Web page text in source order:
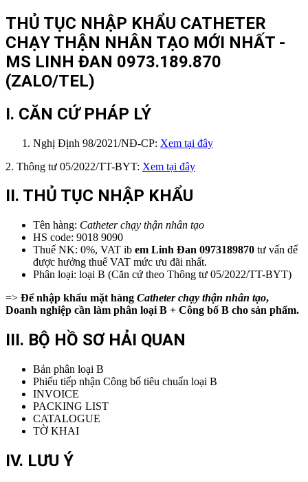
THỦ TỤC NHẬP KHẨU CATHETER
CHẠY THẬN NHÂN TẠO MỚI NHẤT -
MS LINH ĐAN 0973.189.870
(ZALO/TEL)
I. CĂN CỨ PHÁP LÝ
Nghị Định 98/2021/NĐ-CP: Xem tại đây
2. Thông tư 05/2022/TT-BYT: Xem tại đây
II. THỦ TỤC NHẬP KHẨU
Tên hàng: Catheter chạy thận nhân tạo
HS code: 9018 9090
Thuế NK: 0%, VAT ib em Linh Đan 0973189870 tư vấn để
được hưởng thuế VAT mức ưu đãi nhất.
Phân loại: loại B (Căn cứ theo Thông tư 05/2022/TT-BYT)
=> Để nhập khẩu mặt hàng Catheter chạy thận nhân tạo,
Doanh nghiệp cần làm phân loại B + Công bố B cho sản phẩm.
III. BỘ HỒ SƠ HẢI QUAN
Bản phân loại B
Phiếu tiếp nhận Công bố tiêu chuẩn loại B
INVOICE
PACKING LIST
CATALOGUE
TỜ KHAI
IV. LƯU Ý